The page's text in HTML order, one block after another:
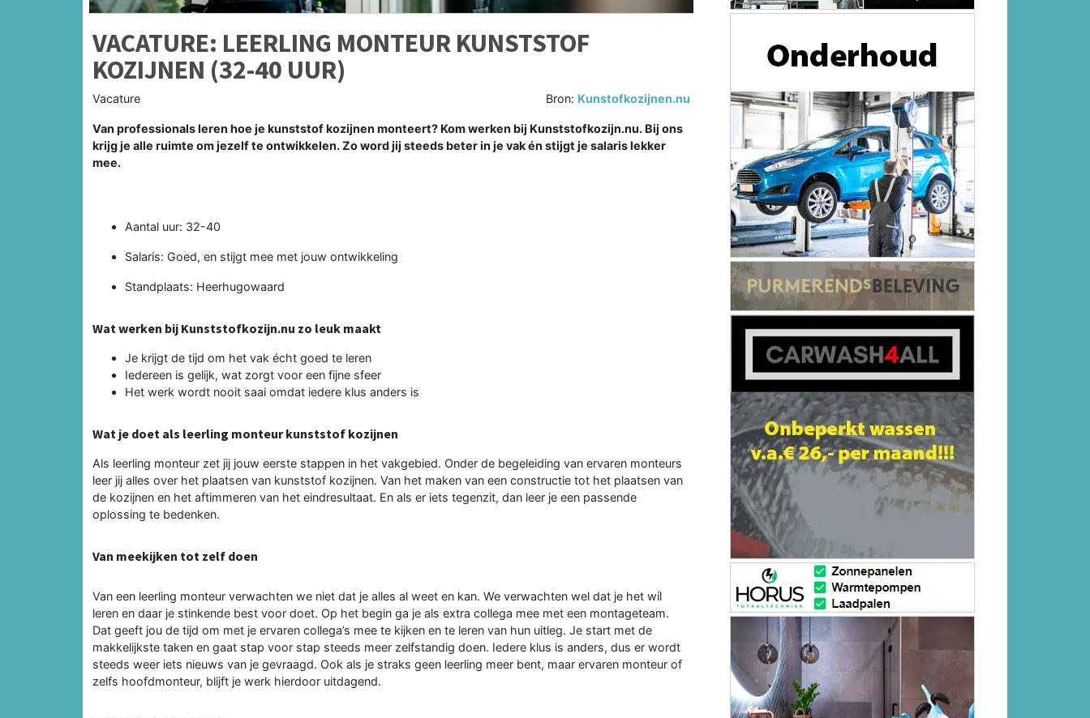
VACATURE: LEERLING MONTEUR KUNSTSTOF
KOZIJNEN (32-40 UUR)
Vacature Bron: Kunstofkozijnen.nu
Van professionals leren hoe je kunststof kozijnen monteert? Kom werken bij Kunststofkozijn.nu. Bij ons
krijg je alle ruimte om jezelf te ontwikkelen. Zo word jij steeds beter in je vak én stijgt je salaris lekker
mee.
Aantal uur: 32-40
Salaris: Goed, en stijgt mee met jouw ontwikkeling
Standplaats: Heerhugowaard
Wat werken bij Kunststofkozijn.nu zo leuk maakt
Je krijgt de tijd om het vak écht goed te leren
Iedereen is gelijk, wat zorgt voor een fijne sfeer
Het werk wordt nooit saai omdat iedere klus anders is
Wat je doet als leerling monteur kunststof kozijnen
Als leerling monteur zet jij jouw eerste stappen in het vakgebied. Onder de begeleiding van ervaren monteurs
leer jij alles over het plaatsen van kunststof kozijnen. Van het maken van een constructie tot het plaatsen van
de kozijnen en het aftimmeren van het eindresultaat. En als er iets tegenzit, dan leer je een passende
oplossing te bedenken.
Van meekijken tot zelf doen
Van een leerling monteur verwachten we niet dat je alles al weet en kan. We verwachten wel dat je het wíl
leren en daar je stinkende best voor doet. Op het begin ga je als extra collega mee met een montageteam.
Dat geeft jou de tijd om met je ervaren collega’s mee te kijken en te leren van hun uitleg. Je start met de
makkelijkste taken en gaat stap voor stap steeds meer zelfstandig doen. Iedere klus is anders, dus er wordt
steeds weer iets nieuws van je gevraagd. Ook als je straks geen leerling meer bent, maar ervaren monteur of
zelfs hoofdmonteur, blijft je werk hierdoor uitdagend.